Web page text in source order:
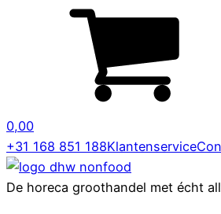
0,00
+31 168 851 188Klantenservice
De horeca groothandel met écht